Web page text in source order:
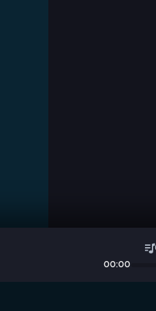
00:00